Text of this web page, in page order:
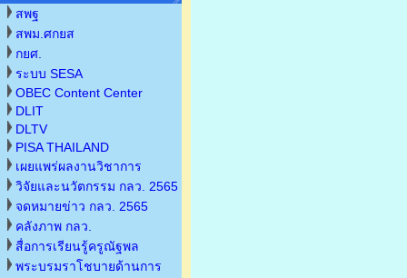
สพฐ
สพม.ศกยส
กยศ.
ระบบ SESA
OBEC Content Center
DLIT
DLTV
PISA THAILAND
เผยแพร่ผลงานวิชาการ
วิจัยและนวัตกรรม กลว. 2565
จดหมายข่าว กลว. 2565
คลังภาพ กลว.
สื่อการเรียนรู้ครูณัฐพล
พระบรมราโชบายด้านการ